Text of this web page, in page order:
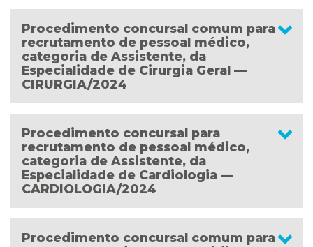
Procedimento concursal comum para
recrutamento de pessoal médico,
categoria de Assistente, da
Especialidade de Cirurgia Geral —
CIRURGIA/2024
Procedimento concursal para
recrutamento de pessoal médico,
categoria de Assistente, da
Especialidade de Cardiologia —
CARDIOLOGIA/2024
Procedimento concursal comum para